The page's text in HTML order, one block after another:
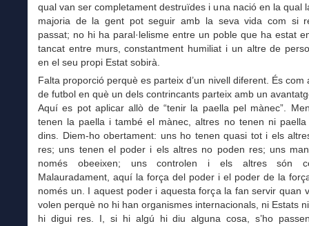
qual van ser completament destruïdes i una nació en la qual
majoria de la gent pot seguir amb la seva vida com si
passat; no hi ha paral·lelisme entre un poble que ha estat
tancat entre murs, constantment humiliat i un altre de
en el seu propi Estat sobirà.
Falta proporció perquè es parteix d’un nivell diferent. És com
de futbol en què un dels contrincants parteix amb un
Aquí es pot aplicar allò de “tenir la paella pel mànec”.
tenen la paella i també el mànec, altres no tenen ni
dins. Diem-ho obertament: uns ho tenen quasi tot i els
res; uns tenen el poder i els altres no poden res; uns
només obeeixen; uns controlen i els altres són
Malauradament, aquí la força del poder i el poder de la
només un. I aquest poder i aquesta força la fan servir quan
volen perquè no hi han organismes internacionals, ni Estats
hi digui res. I, si hi algú hi diu alguna cosa, s’ho